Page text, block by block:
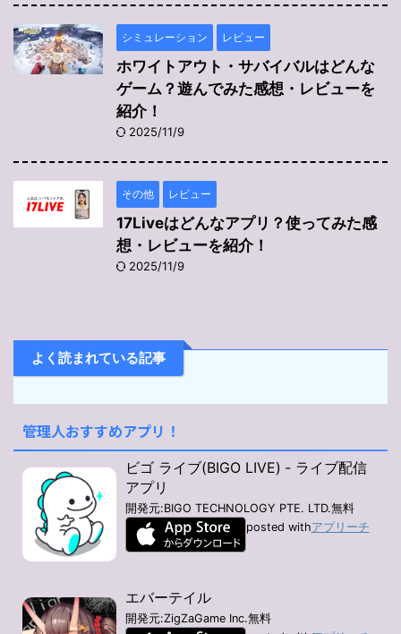
シミュレーション レビュー
ホワイトアウト・サバイバルはどんな
ゲーム？遊んでみた感想・レビューを
紹介！
2025/11/9
その他 レビュー
17Liveはどんなアプリ？使ってみた感
想・レビューを紹介！
2025/11/9
よく読まれている記事
管理人おすすめアプリ！
ビゴ ライブ(BIGO LIVE) ‐ ライブ配信
アプリ
開発元:BIGO TECHNOLOGY PTE. LTD.無料
posted withアプリーチ
エバーテイル
開発元:ZigZaGame Inc.無料